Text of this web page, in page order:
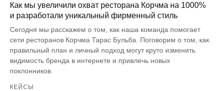
Как мы увеличили охват ресторана Корчма на 1000%
и разработали уникальный фирменный стиль
Сегодня мы расскажем о том, как наша команда помогает
сети ресторанов Корчма Тарас Бульба. Поговорим о том, как
правильный план и личный подход могут круто изменить
видимость бренда в интернете и привлечь новых
поклонников.
КЕЙСЫ